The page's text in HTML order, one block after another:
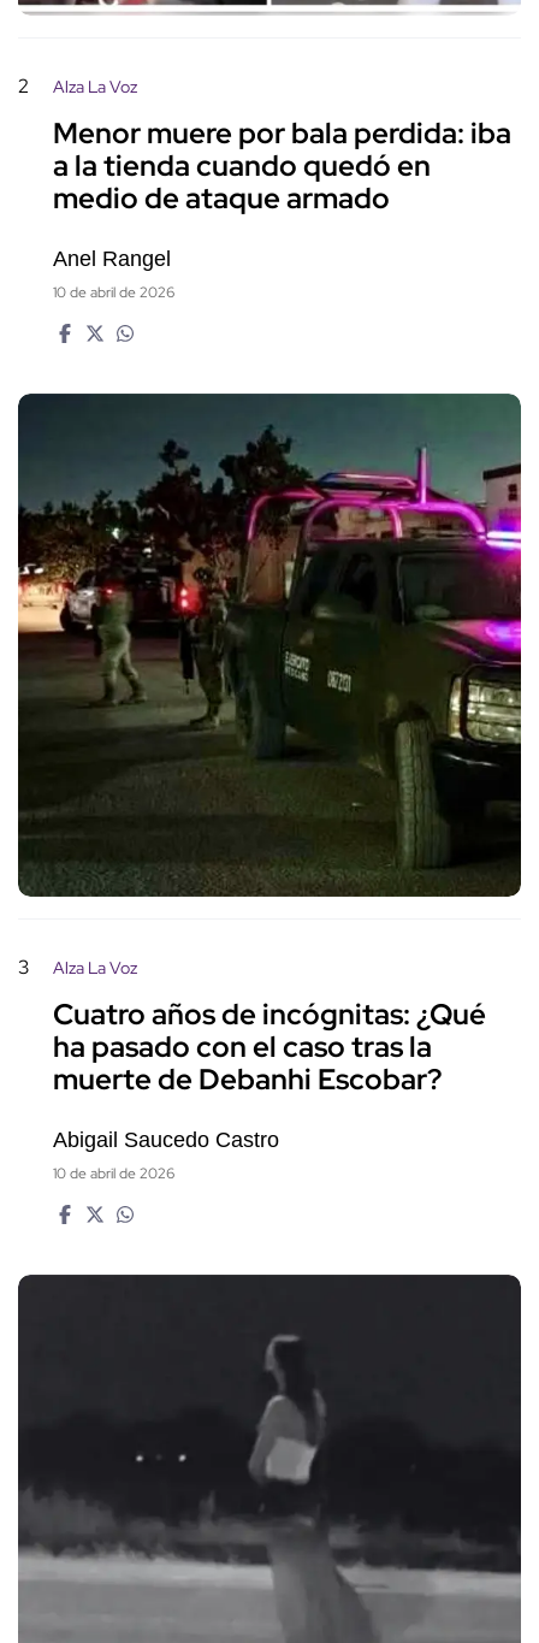
2 Alza La Voz
Menor muere por bala perdida: iba
a la tienda cuando quedó en
medio de ataque armado
Anel Rangel
10 de abril de 2026
3 Alza La Voz
Cuatro años de incógnitas: ¿Qué
ha pasado con el caso tras la
muerte de Debanhi Escobar?
Abigail Saucedo Castro
10 de abril de 2026